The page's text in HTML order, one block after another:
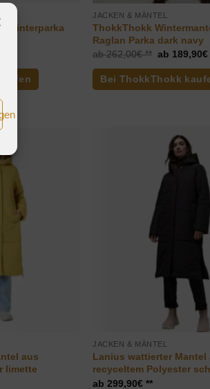
Winterparka
JACKEN & MÄNTEL
ThokkThokk
Raglan Parka dark navy
262,00€
war:
262,00€
189,90€
Bei ThokkThokk
aus
limette
JACKEN & MÄNTEL
Lanius wattierter Mantel
recyceltem Polyester
299,90€